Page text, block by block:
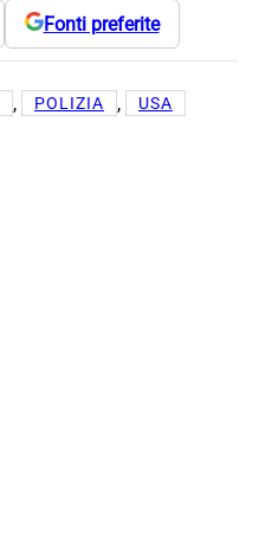
Fonti preferite
, POLIZIA , USA